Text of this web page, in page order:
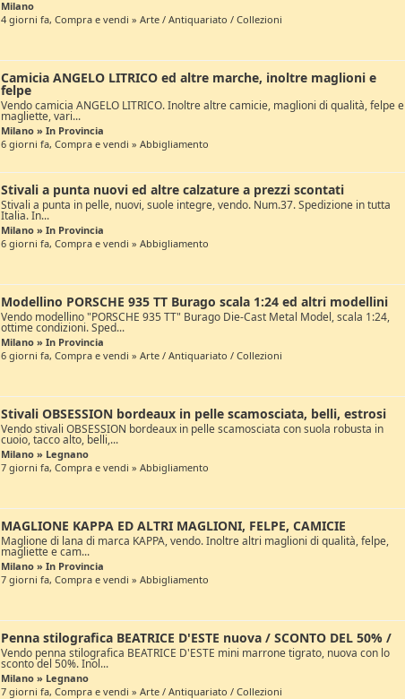
Milano
4 giorni fa, Compra e vendi » Arte / Antiquariato / Collezioni
Camicia ANGELO LITRICO ed altre marche, inoltre maglioni e
felpe
Vendo camicia ANGELO LITRICO. Inoltre altre camicie, maglioni di qualità, felpe e
magliette, vari...
Milano » In Provincia
6 giorni fa, Compra e vendi » Abbigliamento
Stivali a punta nuovi ed altre calzature a prezzi scontati
Stivali a punta in pelle, nuovi, suole integre, vendo. Num.37. Spedizione in tutta
Italia. In...
Milano » In Provincia
6 giorni fa, Compra e vendi » Abbigliamento
Modellino PORSCHE 935 TT Burago scala 1:24 ed altri modellini
Vendo modellino "PORSCHE 935 TT" Burago Die-Cast Metal Model, scala 1:24,
ottime condizioni. Sped...
Milano » In Provincia
6 giorni fa, Compra e vendi » Arte / Antiquariato / Collezioni
Stivali OBSESSION bordeaux in pelle scamosciata, belli, estrosi
Vendo stivali OBSESSION bordeaux in pelle scamosciata con suola robusta in
cuoio, tacco alto, belli,...
Milano » Legnano
7 giorni fa, Compra e vendi » Abbigliamento
MAGLIONE KAPPA ED ALTRI MAGLIONI, FELPE, CAMICIE
Maglione di lana di marca KAPPA, vendo. Inoltre altri maglioni di qualità, felpe,
magliette e cam...
Milano » In Provincia
7 giorni fa, Compra e vendi » Abbigliamento
Penna stilografica BEATRICE D'ESTE nuova / SCONTO DEL 50% /
Vendo penna stilografica BEATRICE D'ESTE mini marrone tigrato, nuova con lo
sconto del 50%. Inol...
Milano » Legnano
7 giorni fa, Compra e vendi » Arte / Antiquariato / Collezioni